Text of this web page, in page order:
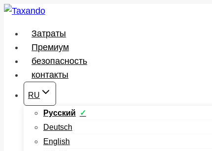
Перейти
содержимому
Затраты
Премиум
безопасность
контакты
RU
Русский
Deutsch
English